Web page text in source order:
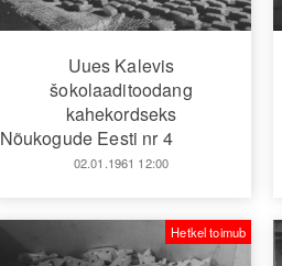
Uues Kalevis
šokolaaditoodang
kahekordseks
Nõukogude Eesti nr 4
02.01.1961 12:00
Hetkel toimub